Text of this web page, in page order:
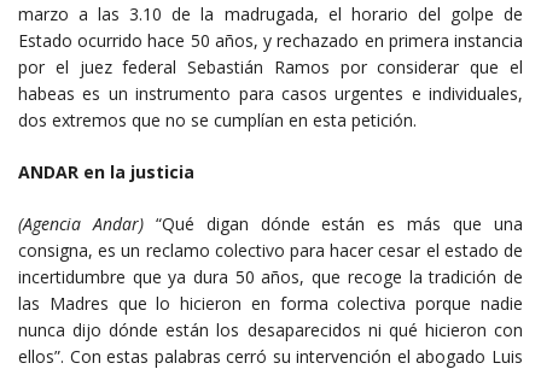
marzo a las 3.10 de la madrugada, el horario del golpe de
Estado ocurrido hace 50 años, y rechazado en primera instancia
por el juez federal Sebastián Ramos por considerar que el
habeas es un instrumento para casos urgentes e individuales,
dos extremos que no se cumplían en esta petición.
ANDAR en la justicia
(Agencia Andar) “Qué digan dónde están es más que una
consigna, es un reclamo colectivo para hacer cesar el estado de
incertidumbre que ya dura 50 años, que recoge la tradición de
las Madres que lo hicieron en forma colectiva porque nadie
nunca dijo dónde están los desaparecidos ni qué hicieron con
ellos”. Con estas palabras cerró su intervención el abogado Luis